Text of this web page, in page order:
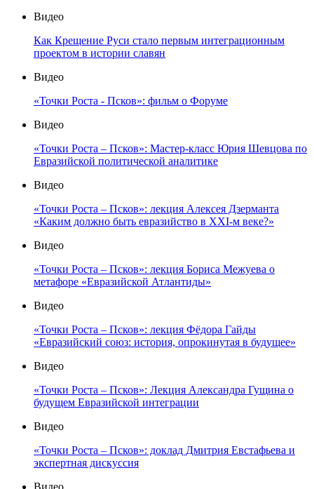
Видео
Как Крещение Руси стало первым интеграционным
проектом в истории славян
Видео
«Точки Роста - Псков»: фильм о Форуме
Видео
«Точки Роста – Псков»: Мастер-класс Юрия Шевцова по
Евразийской политической аналитике
Видео
«Точки Роста – Псков»: лекция Алексея Дзерманта
«Каким должно быть евразийство в XXI-м веке?»
Видео
«Точки Роста – Псков»: лекция Бориса Межуева о
метафоре «Евразийской Атлантиды»
Видео
«Точки Роста – Псков»: лекция Фёдора Гайды
«Евразийский союз: история, опрокинутая в будущее»
Видео
«Точки Роста – Псков»: Лекция Александра Гущина о
будущем Евразийской интеграции
Видео
«Точки Роста – Псков»: доклад Дмитрия Евстафьева и
экспертная дискуссия